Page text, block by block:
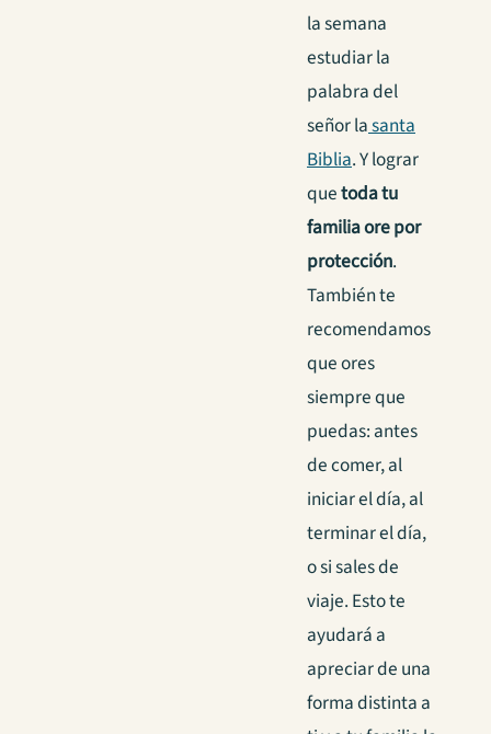
la semana
estudiar la
palabra del
señor lasanta
Biblia. Y lograr
quetoda tu
familia ore por
protección.
También te
recomendamos
que ores
siempre que
puedas: antes
de comer, al
iniciar el día, al
terminar el día,
o si sales de
viaje. Esto te
ayudará a
apreciar de una
forma distinta a